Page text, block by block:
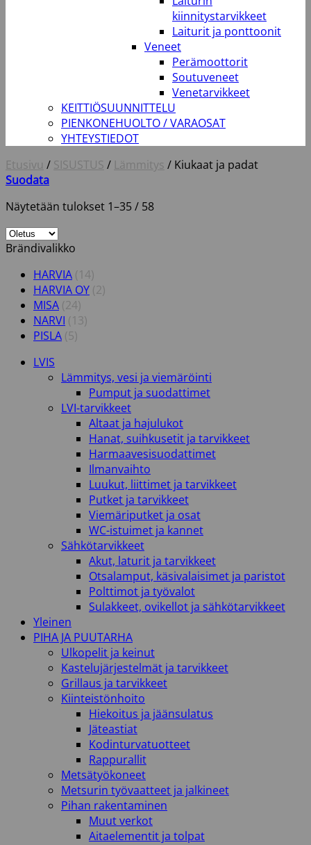
kiinnitystarvikkeet
Laiturit ja ponttoonit
Veneet
Perämoottorit
Soutuveneet
Venetarvikkeet
KEITTIÖSUUNNITTELU
PIENKONEHUOLTO / VARAOSAT
YHTEYSTIEDOT
Etusivu / SISUSTUS / Lämmitys / Kiukaat ja padat
Suodata
Näytetään tulokset 1–35 / 58
Brändivalikko
HARVIA (14)
HARVIA OY (2)
MISA (24)
NARVI (13)
PISLA (5)
LVIS
Lämmitys, vesi ja viemäröinti
Pumput ja suodattimet
LVI-tarvikkeet
Altaat ja hajulukot
Hanat, suihkusetit ja tarvikkeet
Harmaavesisuodattimet
Ilmanvaihto
Luukut, liittimet ja tarvikkeet
Putket ja tarvikkeet
Viemäriputket ja osat
WC-istuimet ja kannet
Sähkötarvikkeet
Akut, laturit ja tarvikkeet
Otsalamput, käsivalaisimet ja paristot
Polttimot ja työvalot
Sulakkeet, ovikellot ja sähkötarvikkeet
Yleinen
PIHA JA PUUTARHA
Ulkopelit ja keinut
Kastelujärjestelmät ja tarvikkeet
Grillaus ja tarvikkeet
Kiinteistönhoito
Hiekoitus ja jäänsulatus
Jäteastiat
Kodinturvatuotteet
Rappurallit
Metsätyökoneet
Metsurin työvaatteet ja jalkineet
Pihan rakentaminen
Muut verkot
Aitaelementit ja tolpat